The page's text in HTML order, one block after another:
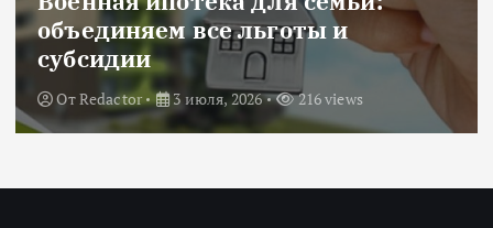
объединяем все льготы и
субсидии
ОтRedactor 3 июля, 2026 216 views